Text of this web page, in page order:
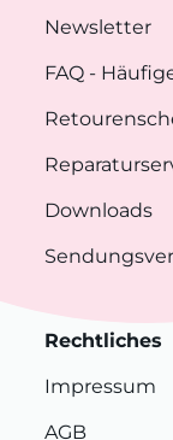
Newsletter
FAQ -
Downloads
Rechtliches
Impressum
AGB